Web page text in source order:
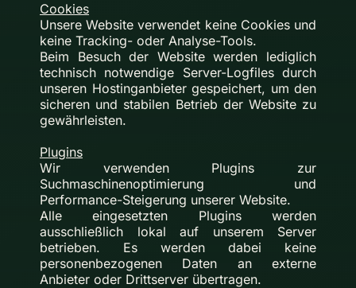
Cookies
Unsere Website verwendet keine Cookies und
keine Tracking- oder Analyse-Tools.
Beim Besuch der Website werden lediglich
technisch notwendige Server-Logfiles durch
unseren Hostinganbieter gespeichert, um den
sicheren und stabilen Betrieb der Website zu
gewährleisten.
Plugins
Wir verwenden Plugins zur
Suchmaschinenoptimierung und
Performance-Steigerung unserer Website.
Alle eingesetzten Plugins werden
ausschließlich lokal auf unserem Server
betrieben. Es werden dabei keine
personenbezogenen Daten an externe
Anbieter oder Drittserver übertragen.